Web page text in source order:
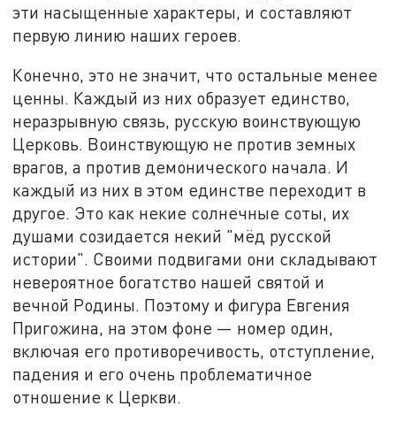
эти насыщенные характеры, и составляют
первую линию наших героев.
Конечно, это не значит, что остальные менее
ценны. Каждый из них образует единство,
неразрывную связь, русскую воинствующую
Церковь. Воинствующую не против земных
врагов, а против демонического начала. И
каждый из них в этом единстве переходит в
другое. Это как некие солнечные соты, их
душами созидается некий "мёд русской
истории". Своими подвигами они складывают
невероятное богатство нашей святой и
вечной Родины. Поэтому и фигура Евгения
Пригожина, на этом фоне — номер один,
включая его противоречивость, отступление,
падения и его очень проблематичное
отношение к Церкви.